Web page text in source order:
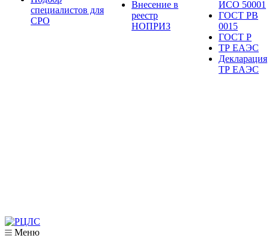
специалистов для
СРО
Внесение в
реестр
НОПРИЗ
ИСО 50001
ГОСТ РВ
0015
ГОСТ Р
ТР ЕАЭС
Декларация
ТР ЕАЭС
Меню